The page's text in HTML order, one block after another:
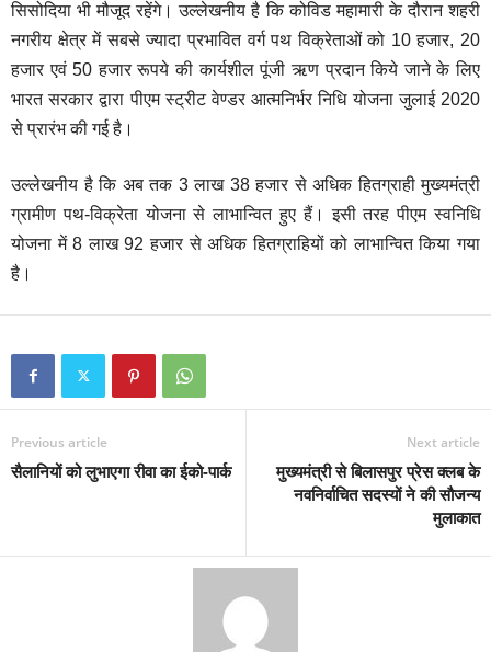
सिसोदिया भी मौजूद रहेंगे। उल्लेखनीय है कि कोविड महामारी के दौरान शहरी
नगरीय क्षेत्र में सबसे ज्यादा प्रभावित वर्ग पथ विक्रेताओं को 10 हजार, 20
हजार एवं 50 हजार रूपये की कार्यशील पूंजी ऋण प्रदान किये जाने के लिए
भारत सरकार द्वारा पीएम स्ट्रीट वेण्डर आत्मनिर्भर निधि योजना जुलाई 2020
से प्रारंभ की गई है।
उल्लेखनीय है कि अब तक 3 लाख 38 हजार से अधिक हितग्राही मुख्यमंत्री
ग्रामीण पथ-विक्रेता योजना से लाभान्वित हुए हैं। इसी तरह पीएम स्वनिधि
योजना में 8 लाख 92 हजार से अधिक हितग्राहियों को लाभान्वित किया गया
है।
Previous article
सैलानियों को लुभाएगा रीवा का ईको-पार्क
Next article
मुख्यमंत्री से बिलासपुर प्रेस क्लब के
नवनिर्वाचित सदस्यों ने की सौजन्य
मुलाकात